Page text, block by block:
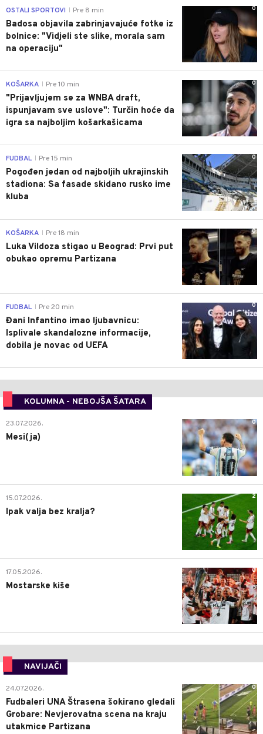
0
OSTALI SPORTOVI Pre 8 min
Badosa objavila zabrinjavajuće fotke iz
bolnice: "Vidjeli ste slike, morala sam
na operaciju"
0
KOŠARKA Pre 10 min
"Prijavljujem se za WNBA draft,
ispunjavam sve uslove": Turčin hoće da
igra sa najboljim košarkašicama
0
FUDBAL Pre 15 min
Pogođen jedan od najboljih ukrajinskih
stadiona: Sa fasade skidano rusko ime
kluba
0
KOŠARKA Pre 18 min
Luka Vildoza stigao u Beograd: Prvi put
obukao opremu Partizana
0
FUDBAL Pre 20 min
Đani Infantino imao ljubavnicu:
Isplivale skandalozne informacije,
dobila je novac od UEFA
KOLUMNA - NEBOJŠA ŠATARA
0
23.07.2026.
Mesi(ja)
2
15.07.2026.
Ipak valja bez kralja?
0
17.05.2026.
Mostarske kiše
NAVIJAČI
0
24.07.2026.
Fudbaleri UNA Štrasena šokirano gledali
Grobare: Nevjerovatna scena na kraju
utakmice Partizana